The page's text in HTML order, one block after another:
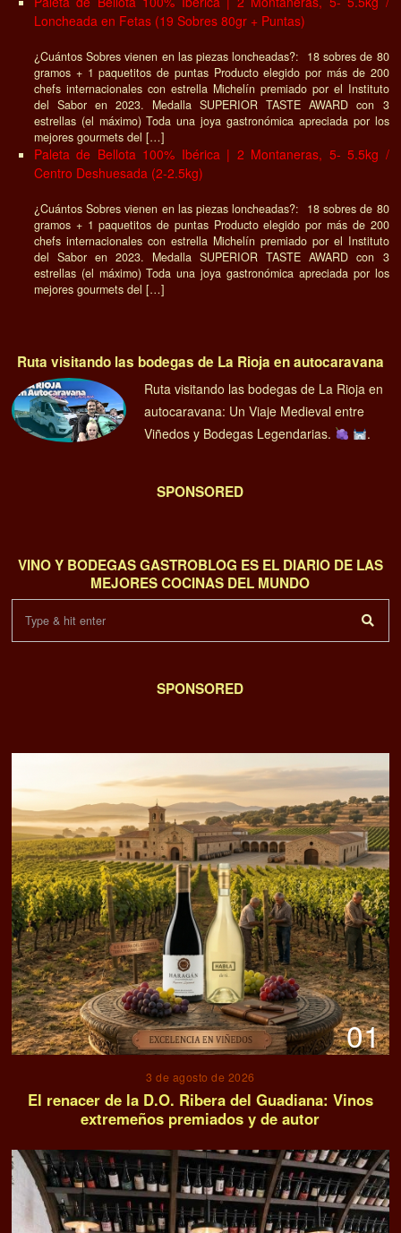
MEJORES COCINAS DEL MUNDO
SPONSORED
El renacer de la D.O. Ribera del Guadiana: Vinos
extremeños premiados y de autor
02
30 de julio de 2026
Anyway Wine Bar, el referente del vino natural en la
Málaga Capital